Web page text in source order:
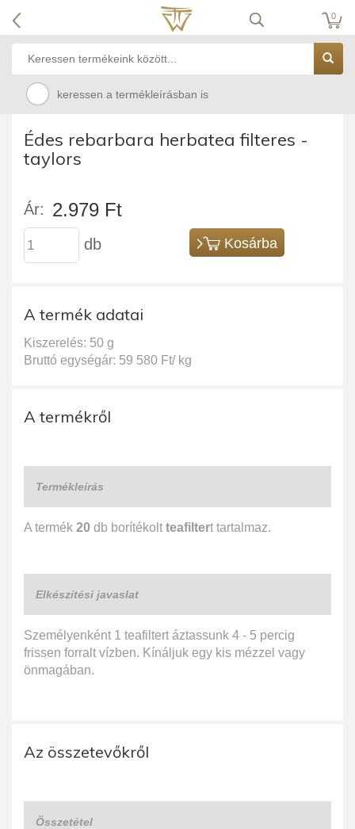
0
keressen a termékleírásban is
Édes rebarbara herbatea filteres -
taylors
Ár: 2.979 Ft
db Kosárba
A termék adatai
Kiszerelés: 50 g
Bruttó egységár: 59 580 Ft/ kg
A termékről
Termékleírás
A termék 20 db borítékolt teafiltert tartalmaz.
Elkészítési javaslat
Személyenként 1 teafiltert áztassunk 4 - 5 percig
frissen forralt vízben. Kínáljuk egy kis mézzel vagy
önmagában.
Az összetevőkről
Összetétel